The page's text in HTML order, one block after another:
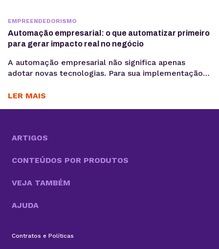
EMPREENDEDORISMO
Automação empresarial: o que automatizar primeiro
para gerar impacto real no negócio
A automação empresarial não significa apenas
adotar novas tecnologias. Para sua implementação
trabalho que reduzam tarefas repetitivas. Ou
tarefas necessárias para competir no mercado, a
LER MAIS
ARTIGOS
CONTEÚDOS POR PRODUTOS
VEJA TAMBÉM
AJUDA
Contratos e Políticas